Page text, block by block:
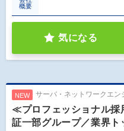
概要
気になる
NEW サーバ・ネットワークエン
≪プロフェッショナル
証一部グループ／業界